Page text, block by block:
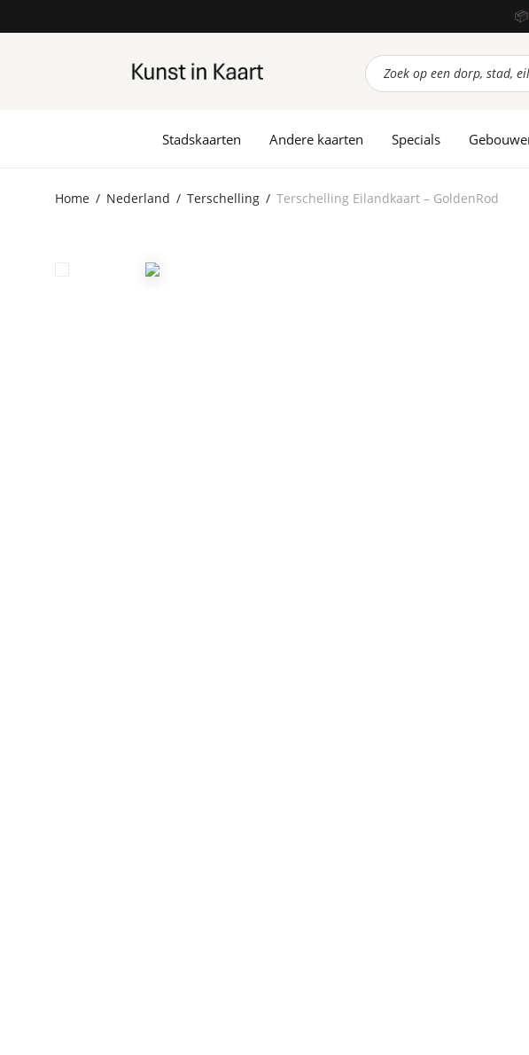
📦
Producten
zoeken
Stadskaarten Andere kaarten Specials
Home / Nederland / Terschelling / Terschelling Eilandkaart – GoldenRod